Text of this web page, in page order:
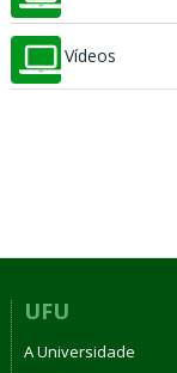
Vídeos
UFU
A Universidade